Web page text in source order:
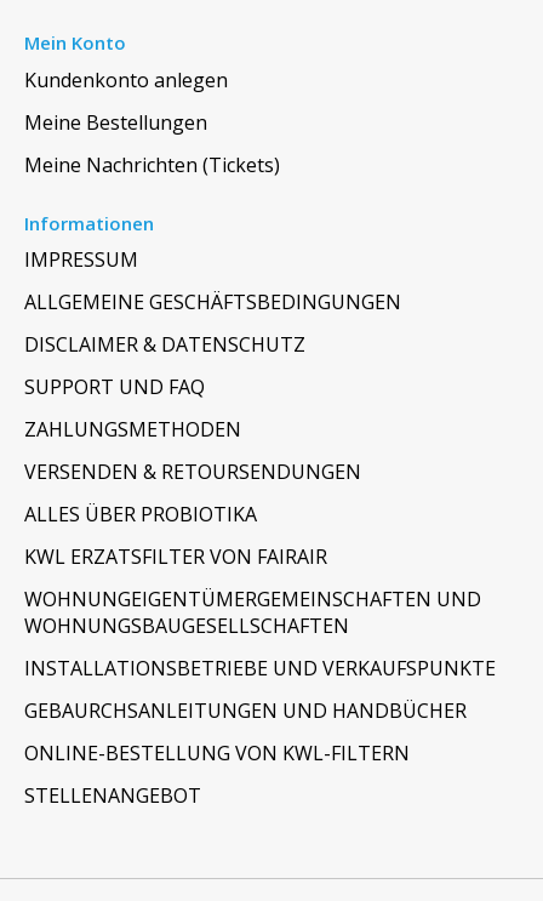
Mein Konto
Kundenkonto anlegen
Meine Bestellungen
Meine Nachrichten (Tickets)
Informationen
IMPRESSUM
ALLGEMEINE GESCHÄFTSBEDINGUNGEN
DISCLAIMER & DATENSCHUTZ
SUPPORT UND FAQ
ZAHLUNGSMETHODEN
VERSENDEN & RETOURSENDUNGEN
ALLES ÜBER PROBIOTIKA
KWL ERZATSFILTER VON FAIRAIR
WOHNUNGEIGENTÜMERGEMEINSCHAFTEN UND
WOHNUNGSBAUGESELLSCHAFTEN
INSTALLATIONSBETRIEBE UND VERKAUFSPUNKTE
GEBAURCHSANLEITUNGEN UND HANDBÜCHER
ONLINE-BESTELLUNG VON KWL-FILTERN
STELLENANGEBOT